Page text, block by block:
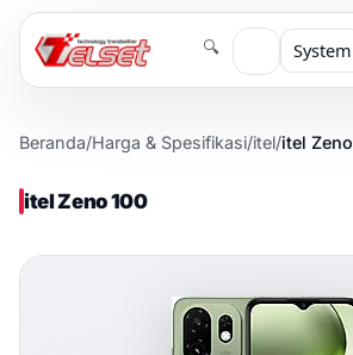
🔍 System
Beranda/Harga & Spesifikasi/itel/itel
itel Zeno 100